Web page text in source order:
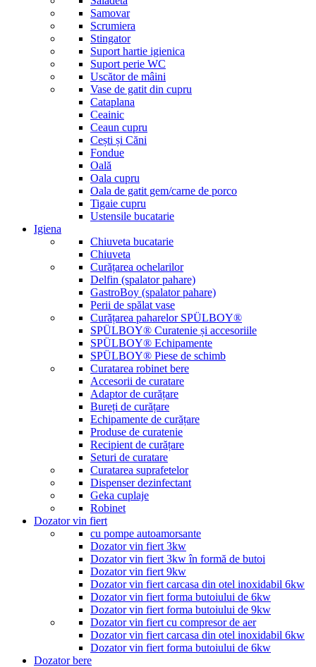
Samovar
Scrumiera
Stingator
Suport hartie igienica
Suport perie WC
Uscător de mâini
Vase de gatit din cupru
Cataplana
Ceainic
Ceaun cupru
Cești și Căni
Fondue
Oală
Oala cupru
Oala de gatit gem/carne de porco
Tigaie cupru
Ustensile bucatarie
Igiena
Chiuveta bucatarie
Chiuveta
Curățarea ochelarilor
Delfin (spalator pahare)
GastroBoy (spalator pahare)
Perii de spălat vase
Curățarea paharelor SPÜLBOY®
SPÜLBOY® Curatenie și accesoriile
SPÜLBOY® Echipamente
SPÜLBOY® Piese de schimb
Curatarea robinet bere
Accesorii de curatare
Adaptor de curățare
Bureți de curățare
Echipamente de curățare
Produse de curatenie
Recipient de curățare
Seturi de curatare
Curatarea suprafetelor
Dispenser dezinfectant
Geka cuplaje
Robinet
Dozator vin fiert
cu pompe autoamorsante
Dozator vin fiert 3kw
Dozator vin fiert 3kw în formă de butoi
Dozator vin fiert 9kw
Dozator vin fiert carcasa din otel inoxidabil 6kw
Dozator vin fiert forma butoiului de 6kw
Dozator vin fiert forma butoiului de 9kw
Dozator vin fiert cu compresor de aer
Dozator vin fiert carcasa din otel inoxidabil 6kw
Dozator vin fiert forma butoiului de 6kw
Dozator bere